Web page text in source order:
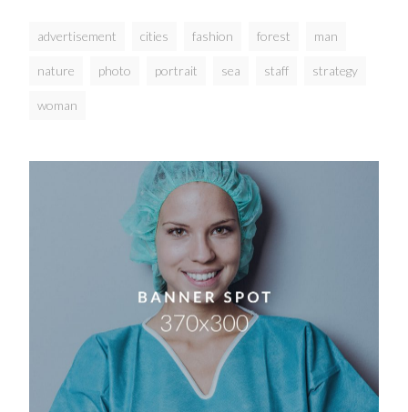
advertisement cities fashion forest man
nature photo portrait sea staff strategy
woman